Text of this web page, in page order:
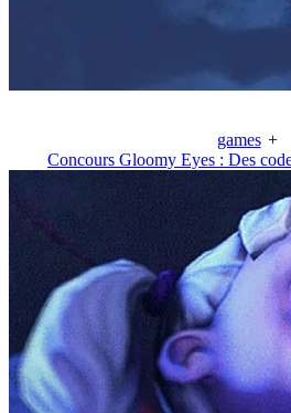
games +
Concours Gloomy Eyes : Des